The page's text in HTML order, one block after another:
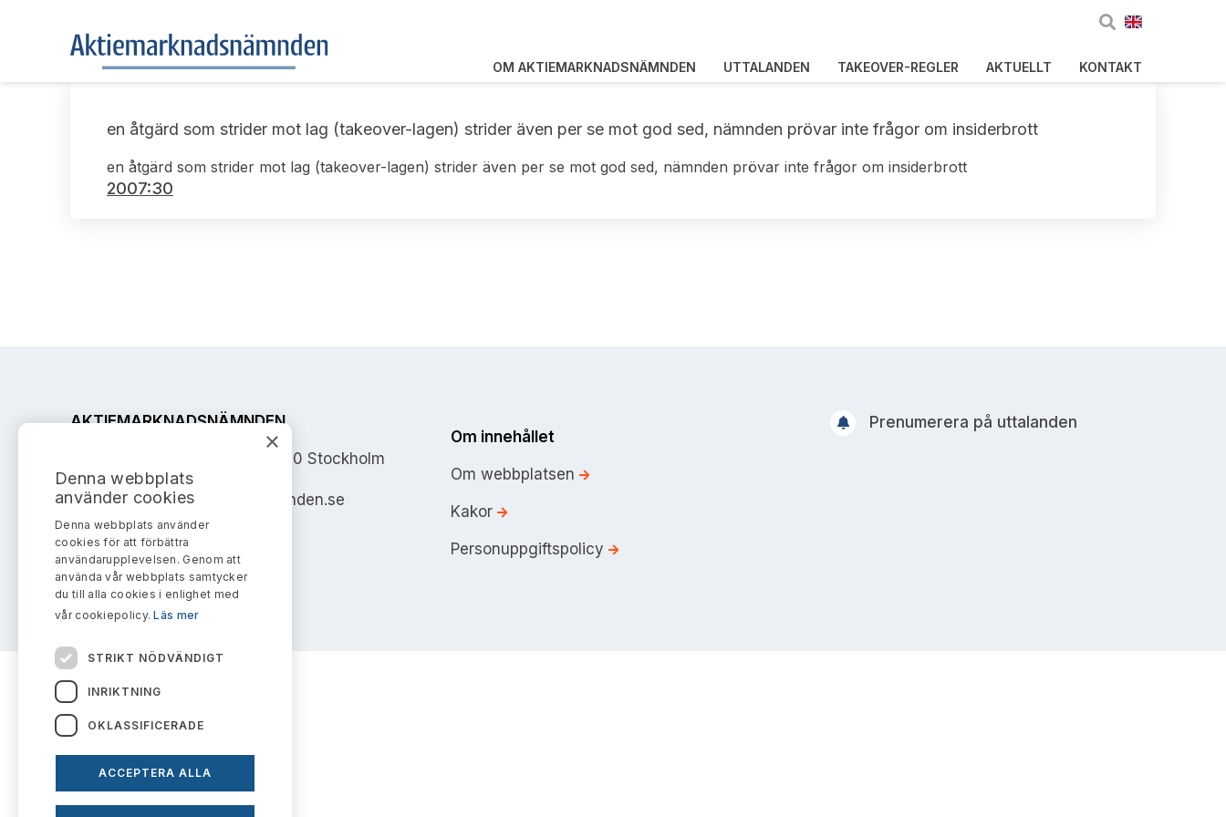
OM AKTIEMARKNADSNÄMNDEN UTTALANDEN TAKEOVER-REGLER AKTUELLT KONTAKT
en åtgärd som strider mot lag (takeover-lagen) strider även per se mot god sed, nämnden prövar inte frågor om insiderbrott
en åtgärd som strider mot lag (takeover-lagen) strider även per se mot god sed, nämnden prövar inte frågor om insiderbrott
2007:30
AKTIEMARKNADSNÄMNDEN
Address: Box 7354, 103 90 Stockholm
info@aktiemarknadsnamnden.se
Om innehållet
Om webbplatsen
Kakor
Personuppgiftspolicy
Prenumerera på uttalanden
×
Denna webbplats
använder cookies
Denna webbplats använder
cookies för att förbättra
användarupplevelsen. Genom att
använda vår webbplats samtycker
du till alla cookies i enlighet med
vår cookiepolicy.Läs mer
STRIKT NÖDVÄNDIGT
INRIKTNING
OKLASSIFICERADE
ACCEPTERA ALLA